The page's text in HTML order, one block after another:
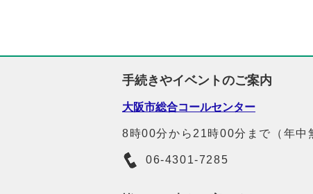
手続きやイベントのご案内
大阪市総合コールセンター
8時00分から21時00分まで（年中
06-4301-7285